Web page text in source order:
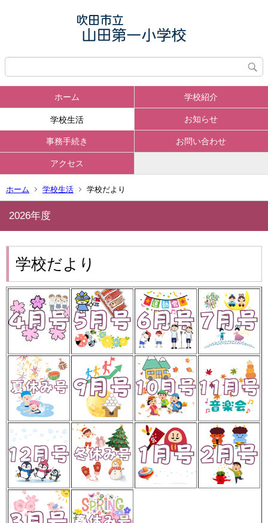
ホーム 学校紹介
学校生活 お知らせ
事務手続き お問い合わせ
アクセス
ホーム 学校生活 学校だより
2026年度
学校だより